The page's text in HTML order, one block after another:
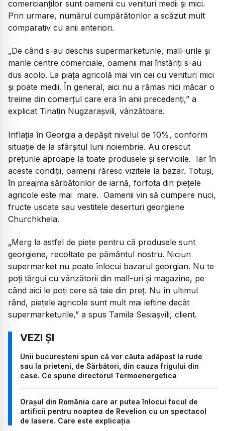
comercianților sunt oamenii cu venituri medii și mici.
Prin urmare, numărul cumpărătorilor a scăzut mult
comparativ cu anii anteriori.
„De când s-au deschis supermarketurile, mall-urile și
marile centre comerciale, oamenii mai înstăriți s-au
dus acolo. La piața agricolă mai vin cei cu venituri mici
și poate medii. În general, aici nu a rămas nici măcar o
treime din comerțul care era în anii precedenți,” a
explicat Tinatin Nugzarașvili, vânzătoare.
Inflația în Georgia a depășit nivelul de 10%, conform
situație de la sfârșitul luni noiembrie. Au crescut
prețurile aproape la toate produsele și serviciile. Iar în
aceste condiții, oamenii răresc vizitele la bazar. Totuși,
în preajma sărbătorilor de iarnă, forfota din piețele
agricole este mai mare. Oamenii vin să cumpere nuci,
fructe uscate sau vestitele deserturi georgiene
Churchkhela.
„Merg la astfel de piețe pentru că produsele sunt
georgiene, recoltate pe pământul nostru. Niciun
supermarket nu poate înlocui bazarul georgian. Nu te
poți târgui cu vânzătorii din mall-uri și magazine, pe
când aici le poți cere să taie din preț. Nu în ultimul
rând, piețele agricole sunt mult mai ieftine decât
supermarketurile,” a spus Tamila Sesiașvili, client.
Unii bucureșteni spun că vor căuta adăpost la rude
sau la prieteni, de Sărbători, din cauza frigului din
case. Ce spune directorul Termoenergetica
Orașul din România care ar putea înlocui focul de
artificii pentru noaptea de Revelion cu un spectacol
de lasere. Care este explicația